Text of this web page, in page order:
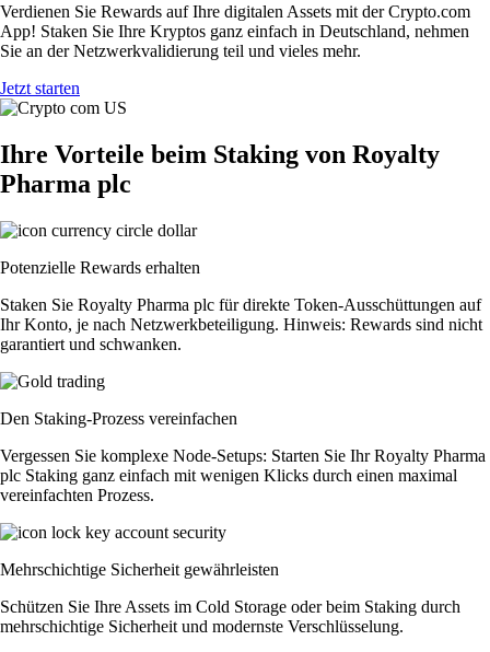
Verdienen Sie Rewards auf Ihre digitalen Assets mit der Crypto.com
App! Staken Sie Ihre Kryptos ganz einfach in Deutschland, nehmen
Sie an der Netzwerkvalidierung teil und vieles mehr.
Jetzt starten
Ihre Vorteile beim Staking von Royalty
Pharma plc
Potenzielle Rewards erhalten
Staken Sie Royalty Pharma plc für direkte Token-Ausschüttungen auf
Ihr Konto, je nach Netzwerkbeteiligung. Hinweis: Rewards sind nicht
garantiert und schwanken.
Den Staking-Prozess vereinfachen
Vergessen Sie komplexe Node-Setups: Starten Sie Ihr Royalty Pharma
plc Staking ganz einfach mit wenigen Klicks durch einen maximal
vereinfachten Prozess.
Mehrschichtige Sicherheit gewährleisten
Schützen Sie Ihre Assets im Cold Storage oder beim Staking durch
mehrschichtige Sicherheit und modernste Verschlüsselung.